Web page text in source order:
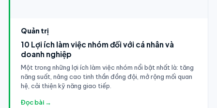
Quản trị
10 Lợi ích làm việc nhóm đối với cá nhân và
doanh nghiệp
Một trong những lợi ích làm việc nhóm nổi bật nhất là: tăng
năng suất, nâng cao tinh thần đồng đội, mở rộng mối quan
hệ, cải thiện kỹ năng giao tiếp.
Đọc bài →